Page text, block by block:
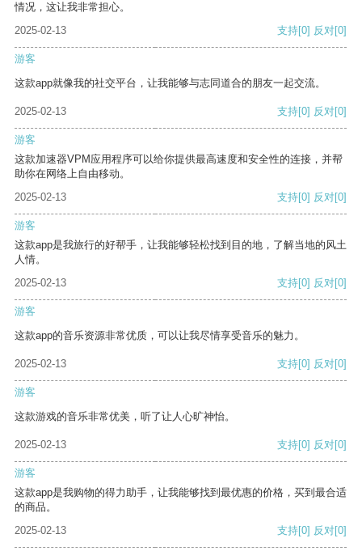
情况，这让我非常担心。
2025-02-13
支持[0] 反对[0]
游客
这款app就像我的社交平台，让我能够与志同道合的朋友一起交流。
2025-02-13 支持[0] 反对[0]
游客
这款加速器VPM应用程序可以给你提供最高速度和安全性的连接，并帮
助你在网络上自由移动。
2025-02-13
支持[0] 反对[0]
游客
这款app是我旅行的好帮手，让我能够轻松找到目的地，了解当地的风土
人情。
2025-02-13
支持[0] 反对[0]
游客
这款app的音乐资源非常优质，可以让我尽情享受音乐的魅力。
2025-02-13 支持[0] 反对[0]
游客
这款游戏的音乐非常优美，听了让人心旷神怡。
2025-02-13 支持[0] 反对[0]
游客
这款app是我购物的得力助手，让我能够找到最优惠的价格，买到最合适
的商品。
2025-02-13
支持[0] 反对[0]